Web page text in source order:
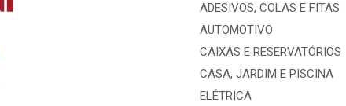
ADESIVOS, COLAS E FITAS
AUTOMOTIVO
CAIXAS E RESERVATÓRIOS
CASA, JARDIM E PISCINA
ELÉTRICA